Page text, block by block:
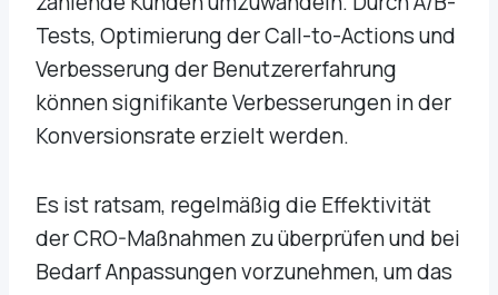
Tests, Optimierung der Call-to-Actions und
Verbesserung der Benutzererfahrung
können signifikante Verbesserungen in der
Konversionsrate erzielt werden.
Es ist ratsam, regelmäßig die Effektivität
der CRO-Maßnahmen zu überprüfen und bei
Bedarf Anpassungen vorzunehmen, um das